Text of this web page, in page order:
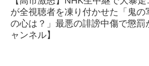
が全視聴者を凍り付かせた「鬼の
の心は？」最悪の誹謗中傷で懲罰
ャンネル】